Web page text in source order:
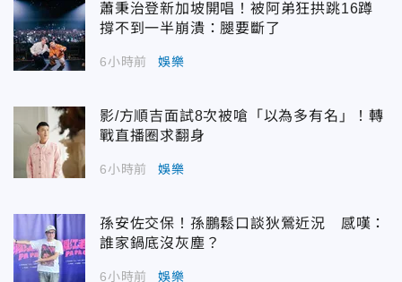
蕭秉治登新加坡開唱！被阿弟狂拱跳16蹲
撐不到一半崩潰：腿要斷了
6小時前 娛樂
影/方順吉面試8次被嗆「以為多有名」！轉
戰直播圈求翻身
6小時前 娛樂
孫安佐交保！孫鵬鬆口談狄鶯近況 感嘆：
誰家鍋底沒灰塵？
6小時前 娛樂